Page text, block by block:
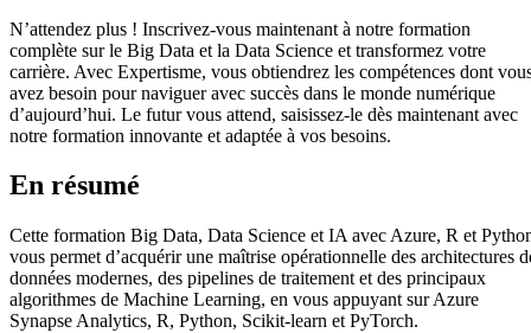
N’attendez plus ! Inscrivez-vous maintenant à notre formation
complète sur le Big Data et la Data Science et transformez votre
carrière. Avec Expertisme, vous obtiendrez les compétences dont
avez besoin pour naviguer avec succès dans le monde numérique
d’aujourd’hui. Le futur vous attend, saisissez-le dès maintenant avec
notre formation innovante et adaptée à vos besoins.
En résumé
Cette formation Big Data, Data Science et IA avec Azure, R et
vous permet d’acquérir une maîtrise opérationnelle des architectures
données modernes, des pipelines de traitement et des principaux
algorithmes de Machine Learning, en vous appuyant sur Azure
Synapse Analytics, R, Python, Scikit-learn et PyTorch.